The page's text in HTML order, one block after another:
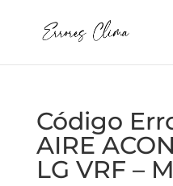
Código
AIRE
LG VRF –